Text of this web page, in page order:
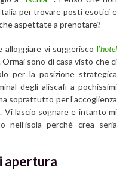
per trovare posti esotici e
aspettate a prenotare?
vi suggerisco l’hotel
Ormai sono di casa visto che ci
per la posizione strategica
degli aliscafi a pochissimi
soprattutto per l’accoglienza
Vi lascio sognare e intanto mi
perché crea seria
apertura